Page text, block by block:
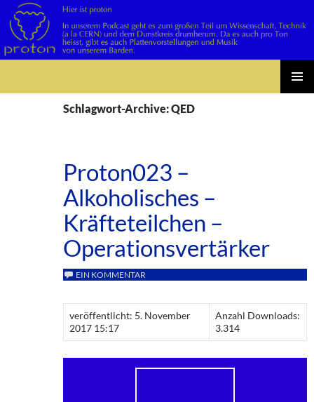
Schlagwort-Archive: QED
Proton023 –
Alkoholisches –
Kräfteteilchen –
Operationsvertärker
EIN KOMMENTAR
veröffentlicht: 5. November
2017 15:17
Anzahl Downloads:
3.314